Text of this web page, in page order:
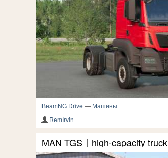
BeamNG Drive — Машины
RemIrvin
MAN TGS〡high-capacity truck